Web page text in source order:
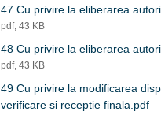
47 Cu privire la eliberarea
pdf, 43 KB
48 Cu privire la eliberarea
pdf, 43 KB
49 Cu privire la modificarea
verificare si receptie finala.pdf